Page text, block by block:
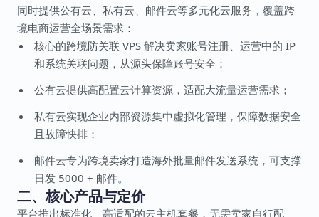
同时提供公有云、私有云、邮件云等多元化云服务，覆盖跨
境电商运营全场景需求：
核心的跨境防关联 VPS 解决卖家账号注册、运营中的 IP
和系统关联问题，从源头保障账号安全；
公有云提供高配置云计算资源，适配大流量运营需求；
私有云实现企业内部资源集中虚拟化管理，保障数据安全
且故障快排；
邮件云专为跨境卖家打造海外批量邮件发送系统，可支撑
日发 5000 + 邮件。
二、核心产品与定价
平台推出标准化、高适配的云主机套餐，无需卖家自行配